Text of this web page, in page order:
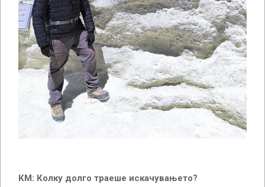
КМ: Колку долго траеше искачувањето?